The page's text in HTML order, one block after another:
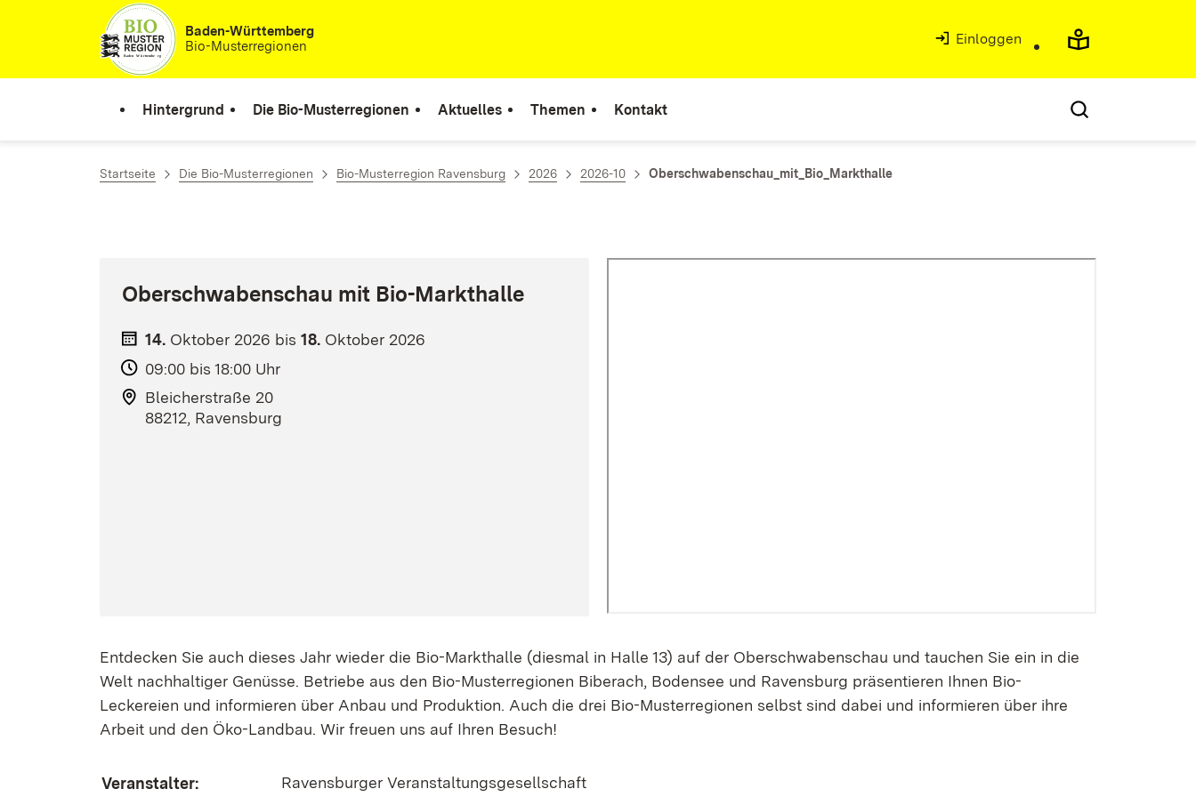
Zum Inhalt springenBaden-Württemberg
Bio-Musterregionen
Einloggen
Hintergrund Die Bio-Musterregionen Aktuelles Themen Kontakt
Startseite Die Bio-Musterregionen Bio-Musterregion Ravensburg 2026 2026-10 Oberschwabenschau_mit_Bio_Markthalle
Oberschwabenschau mit Bio-Markthalle
14. Oktober 2026 bis 18. Oktober 2026
09:00 bis 18:00 Uhr
Bleicherstraße 20
88212, Ravensburg
Entdecken Sie auch dieses Jahr wieder die Bio-Markthalle (diesmal in Halle 13) auf der Oberschwabenschau und tauchen Sie ein in die
Welt nachhaltiger Genüsse. Betriebe aus den Bio-Musterregionen Biberach, Bodensee und Ravensburg präsentieren Ihnen Bio-
Leckereien und informieren über Anbau und Produktion. Auch die drei Bio-Musterregionen selbst sind dabei und informieren über ihre
Arbeit und den Öko-Landbau. Wir freuen uns auf Ihren Besuch!
Veranstalter: Ravensburger Veranstaltungsgesellschaft